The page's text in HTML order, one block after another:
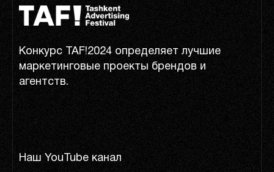
Конкурс TAF!2024 определяет лучшие
маркетинговые проекты брендов и
агентств.
Наш YouTube канал